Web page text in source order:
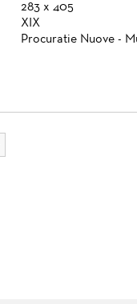
283 x 405
XIX
Procuratie Nuove -